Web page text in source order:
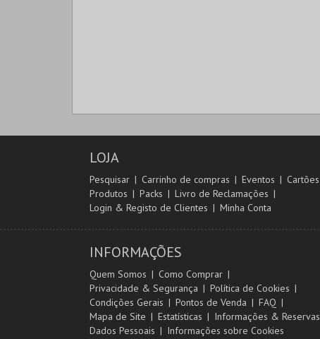
LOJA
Pesquisar Carrinho de compras Eventos
Cartões
Produtos
Packs
Livro de Reclamações
Login & Registo de Clientes
Minha Conta
INFORMAÇÕES
Quem Somos
Como Comprar
Privacidade & Segurança
Política de Cookies
Condições Gerais
Pontos de Venda
FAQ
Mapa de Site
Estatísticas
Informações & Reservas
Dados Pessoais
Informações sobre Cookies